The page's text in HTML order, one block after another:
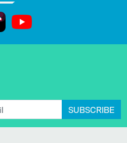
SUBSCRIBE